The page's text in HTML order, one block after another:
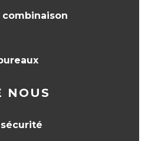
NOUS